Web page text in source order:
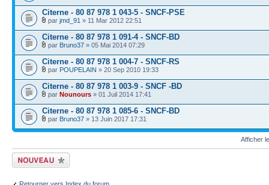
Citerne - 80 87 978 1 043-5 - SNCF-PSE
par jmd_91 » 11 Mar 2012 22:51
Citerne - 80 87 978 1 091-4 - SNCF-BD
par Bruno37 » 05 Mai 2014 07:29
Citerne - 80 87 978 1 004-7 - SNCF-RS
par POUPELAIN » 20 Sep 2010 19:33
Citerne - 80 87 978 1 003-9 - SNCF -BD
par Nounours » 01 Juil 2014 17:41
Citerne - 80 87 978 1 085-6 - SNCF-BD
par Bruno37 » 13 Juin 2017 17:31
Afficher
Écrire un nouveau
sujet
Retourner vers Index du forum